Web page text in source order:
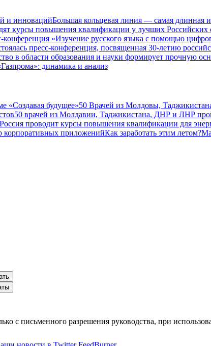
и инновацийБольшая кольцевая линия — самая длинная
курсы повышения квалификации у лучших Российских
«Изучение русского языка с помощью
пресс-конференция, посвященная 30-летию
в области образования и науки формирует прочную
динамика и анализ
«Создавая будущее»50 Врачей из Молдовы,
50 врачей из Молдавии, Таджикистана, ДНР и ЛНР
Россия проводит курсы повышения квалификации для
корпоративных приложенийКак заработать этим летом?
с письменного разрешения руководства, при